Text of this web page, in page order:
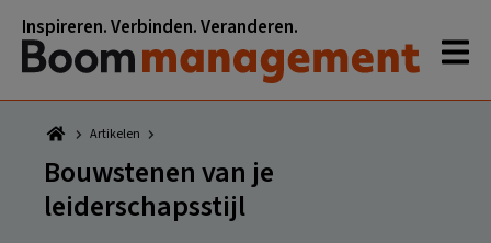
naar
hoofdnavigatie
naar
hoofd
inhoud
naar
eerste
sidebar
naar
voettekst
Inspireren. Verbinden. Veranderen.
Artikelen
Bouwstenen van je
leiderschapsstijl